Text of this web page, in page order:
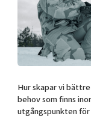
Shaping cities
Bright East
Reversed
Upscaling
Talent & skills
Startup &
Offers to boost
Our
Projects
Publications
Project toolbox
Our clusters
Today's lunch
Hur skapar vi
behov som finns
utgångspunkten för